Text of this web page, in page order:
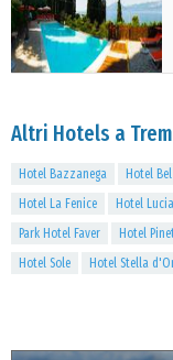
Altri Hotels a
Hotel Bazzanega Hotel
Hotel La Fenice
Hotel Lucia
Park Hotel Faver
Hotel
Hotel Sole
Hotel Stella